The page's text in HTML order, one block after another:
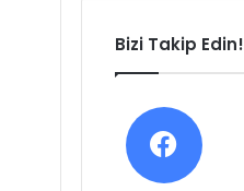
Bizi Takip Edin!